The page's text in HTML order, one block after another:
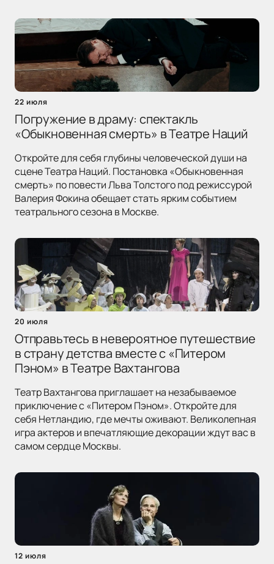
22 июля
Погружение в драму: спектакль
«Обыкновенная смерть» в Театре Наций
Откройте для себя глубины человеческой души на
сцене Театра Наций. Постановка «Обыкновенная
смерть» по повести Льва Толстого под режиссурой
Валерия Фокина обещает стать ярким событием
театрального сезона в Москве.
20 июля
Отправьтесь в невероятное путешествие
в страну детства вместе с «Питером
Пэном» в Театре Вахтангова
Театр Вахтангова приглашает на незабываемое
приключение с «Питером Пэном». Откройте для
себя Нетландию, где мечты оживают. Великолепная
игра актеров и впечатляющие декорации ждут вас в
самом сердце Москвы.
12 июля